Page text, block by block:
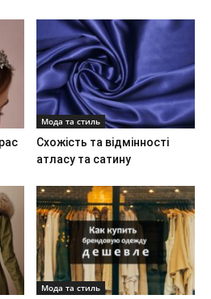
Мода та стиль
Схожість та відмінності
атласу та сатину
Мода та стиль